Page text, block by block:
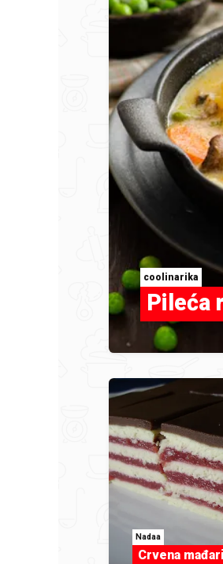
coolinarika
Pileća
Nadaa
Crvena